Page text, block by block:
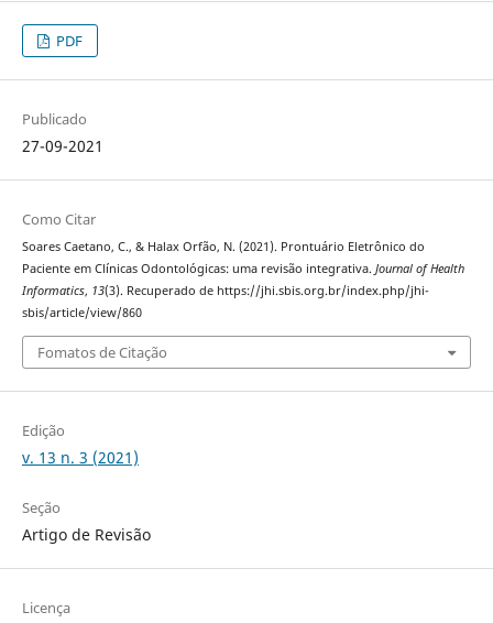
PDF
Publicado
27-09-2021
Como Citar
Soares Caetano, C., & Halax Orfão, N. (2021). Prontuário Eletrônico do
Paciente em Clínicas Odontológicas: uma revisão integrativa. Journal of Health
Informatics, 13(3). Recuperado de https://jhi.sbis.org.br/index.php/jhi-
sbis/article/view/860
Fomatos de Citação
Edição
v. 13 n. 3 (2021)
Seção
Artigo de Revisão
Licença